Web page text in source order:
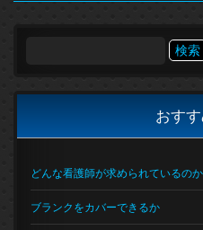
おす
どんな看護師が求められているのか
ブランクをカバーできるか